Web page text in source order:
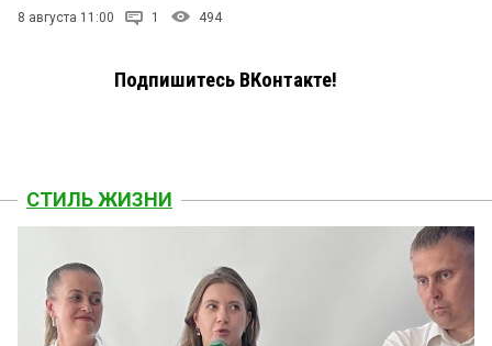
8 августа 11:00 1 494
Подпишитесь ВКонтакте!
СТИЛЬ ЖИЗНИ